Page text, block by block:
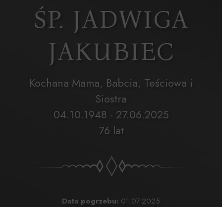
ŚP. JADWIGA
JAKUBIEC
Kochana Mama, Babcia, Teściowa i
Siostra
04.10.1948 - 27.06.2025
76 lat
Data pogrzebu: 01.07.2025